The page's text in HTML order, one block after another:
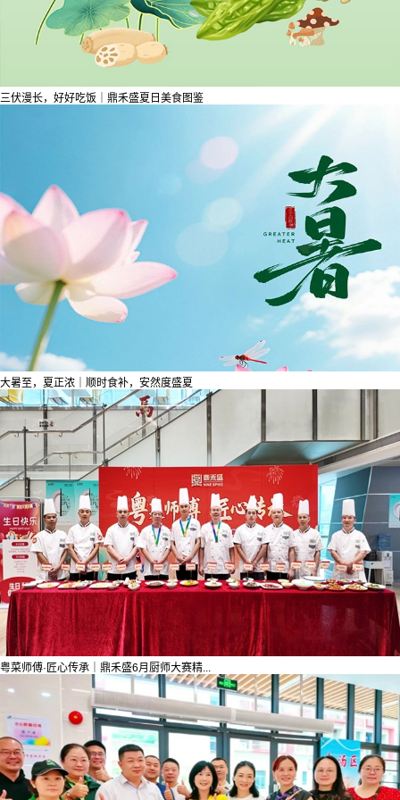
三伏漫长，好好吃饭｜鼎禾盛夏日美食图鉴
大暑至，夏正浓｜顺时食补，安然度盛夏
粤菜师傅·匠心传承｜鼎禾盛6月厨师大赛精...